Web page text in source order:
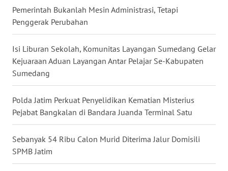
Pemerintah Bukanlah Mesin Administrasi, Tetapi
Penggerak Perubahan
Isi Liburan Sekolah, Komunitas Layangan Sumedang Gelar
Kejuaraan Aduan Layangan Antar Pelajar Se-Kabupaten
Sumedang
Polda Jatim Perkuat Penyelidikan Kematian Misterius
Pejabat Bangkalan di Bandara Juanda Terminal Satu
Sebanyak 54 Ribu Calon Murid Diterima Jalur Domisili
SPMB Jatim
WN
MALUKU
MALUT
WN
TOBA
WN